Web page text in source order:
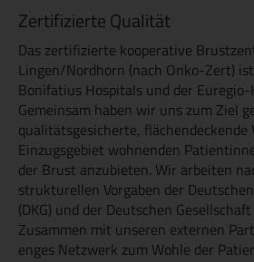
Zertifizierte Qualität
Das zertifizierte kooperative
Lingen/Nordhorn (nach Onko-Zert)
Bonifatius Hospitals und der
Gemeinsam haben wir uns zum Ziel
qualitätsgesicherte, flächendeckende
Einzugsgebiet wohnenden
der Brust anzubieten. Wir arbeiten
strukturellen Vorgaben der
(DKG) und der Deutschen
Zusammen mit unseren externen
enges Netzwerk zum Wohle der